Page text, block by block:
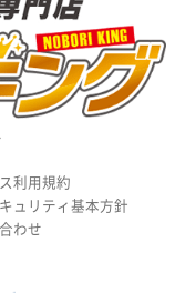
利用規約
ュリティ基本方針
わせ